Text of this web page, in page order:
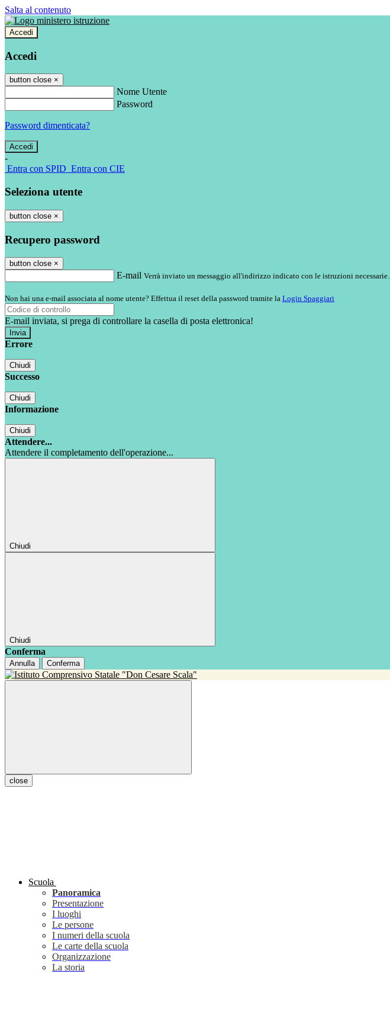
Salta al contenuto
Accedi
Accedi
button close ×
Nome Utente
Password
Password dimenticata?
-
Entra con SPID Entra con CIE
Seleziona utente
button close ×
Recupero password
button close ×
E-mail Verrà inviato un messaggio all'indirizzo indicato con le istruzioni necessarie.
Non hai una e-mail associata al nome utente? Effettua il reset della password tramite la Login Spaggiari
E-mail inviata, si prega di controllare la casella di posta elettronica!
Errore
Chiudi
Successo
Chiudi
Informazione
Chiudi
Attendere...
Attendere il completamento dell'operazione...
Chiudi
Chiudi
Conferma
Annulla Conferma
close
Scuola
Panoramica
Presentazione
I luoghi
Le persone
I numeri della scuola
Le carte della scuola
Organizzazione
La storia